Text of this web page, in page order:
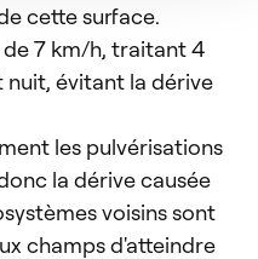
cette surface.
de 7 km/h, traitant 4
nuit, évitant la dérive
les pulvérisations
la dérive causée
voisins sont
champs d'atteindre